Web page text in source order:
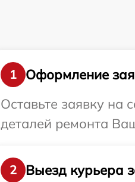
1
Оформление
Оставьте заявку на
деталей ремонта
2
Выезд курьера